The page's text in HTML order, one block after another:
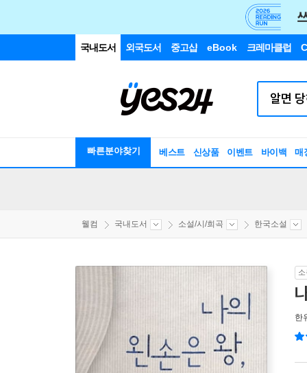
국내도서 외국도서 중고샵 eBook 크레마클럽
빠른분야찾기 베스트 신상품 이벤트 바이백 매
웰컴 국내도서 소설/시/희곡 한국소설
한